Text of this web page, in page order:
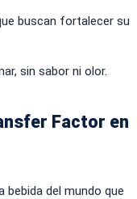
buscan fortalecer su
sin sabor ni olor.
Factor en
bebida del mundo que